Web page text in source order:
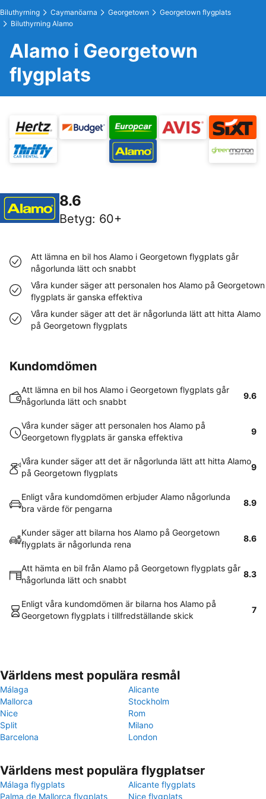
Biluthyrning Caymanöarna Georgetown
Georgetown flygplats
Biluthyrning Alamo
Alamo i Georgetown
flygplats
8.6
Betyg: 60+
Att lämna en bil hos Alamo i Georgetown flygplats går
någorlunda lätt och snabbt
Våra kunder säger att personalen hos Alamo på Georgetown
flygplats är ganska effektiva
Våra kunder säger att det är någorlunda lätt att hitta Alamo
på Georgetown flygplats
Kundomdömen
Att lämna en bil hos Alamo i Georgetown flygplats går
någorlunda lätt och snabbt
9.6
Våra kunder säger att personalen hos Alamo på
Georgetown flygplats är ganska effektiva
9
Våra kunder säger att det är någorlunda lätt att hitta Alamo
på Georgetown flygplats
9
Enligt våra kundomdömen erbjuder Alamo någorlunda
bra värde för pengarna
8.9
Kunder säger att bilarna hos Alamo på Georgetown
flygplats är någorlunda rena
8.6
Att hämta en bil från Alamo på Georgetown flygplats går
någorlunda lätt och snabbt
8.3
Enligt våra kundomdömen är bilarna hos Alamo på
Georgetown flygplats i tillfredställande skick
7
Världens mest populära resmål
Málaga
Alicante
Mallorca
Stockholm
Nice
Rom
Split
Milano
Barcelona
London
Världens mest populära flygplatser
Málaga flygplats
Alicante flygplats
Palma de Mallorca flygplats
Nice flygplats